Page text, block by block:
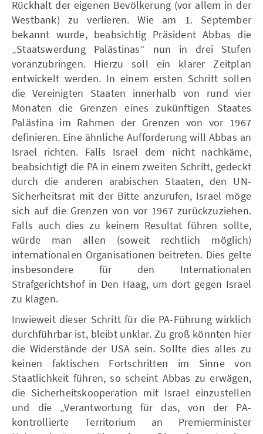
Rückhalt der eigenen Bevölkerung (vor allem in der
Westbank) zu verlieren. Wie am 1. September
bekannt wurde, beabsichtig Präsident Abbas die
„Staatswerdung Palästinas“ nun in drei Stufen
voranzubringen. Hierzu soll ein klarer Zeitplan
entwickelt werden. In einem ersten Schritt sollen
die Vereinigten Staaten innerhalb von rund vier
Monaten die Grenzen eines zukünftigen Staates
Palästina im Rahmen der Grenzen von vor 1967
definieren. Eine ähnliche Aufforderung will Abbas an
Israel richten. Falls Israel dem nicht nachkäme,
beabsichtigt die PA in einem zweiten Schritt, gedeckt
durch die anderen arabischen Staaten, den UN-
Sicherheitsrat mit der Bitte anzurufen, Israel möge
sich auf die Grenzen von vor 1967 zurückzuziehen.
Falls auch dies zu keinem Resultat führen sollte,
würde man allen (soweit rechtlich möglich)
internationalen Organisationen beitreten. Dies gelte
insbesondere für den Internationalen
Strafgerichtshof in Den Haag, um dort gegen Israel
zu klagen.
Inwieweit dieser Schritt für die PA-Führung wirklich
durchführbar ist, bleibt unklar. Zu groß könnten hier
die Widerstände der USA sein. Sollte dies alles zu
keinen faktischen Fortschritten im Sinne von
Staatlichkeit führen, so scheint Abbas zu erwägen,
die Sicherheitskooperation mit Israel einzustellen
und die „Verantwortung für das, von der PA-
kontrollierte Territorium an Premierminister